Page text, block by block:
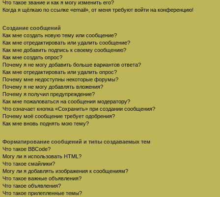
Что такое звание и как я могу изменить его?
Когда я щёлкаю по ссылке «email», от меня требуют войти на конференцию!
Создание сообщений
Как мне создать новую тему или сообщение?
Как мне отредактировать или удалить сообщение?
Как мне добавить подпись к своему сообщению?
Как мне создать опрос?
Почему я не могу добавить больше вариантов ответа?
Как мне отредактировать или удалить опрос?
Почему мне недоступны некоторые форумы?
Почему я не могу добавлять вложения?
Почему я получил предупреждение?
Как мне пожаловаться на сообщения модератору?
Что означает кнопка «Сохранить» при создании сообщения?
Почему моё сообщение требует одобрения?
Как мне вновь поднять мою тему?
Форматирование сообщений и типы создаваемых тем
Что такое BBCode?
Могу ли я использовать HTML?
Что такое смайлики?
Могу ли я добавлять изображения к сообщениям?
Что такое важные объявления?
Что такое объявления?
Что такое прилепленные темы?